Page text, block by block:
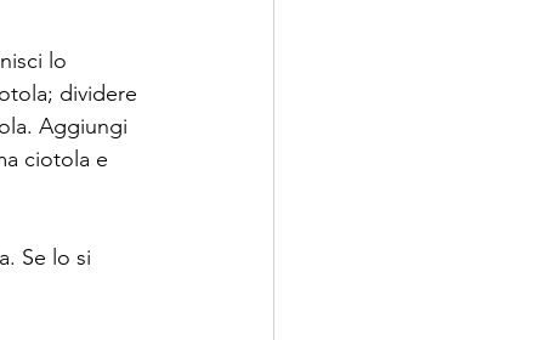
lo
dividere
Aggiungi
ciotola e
Se lo si